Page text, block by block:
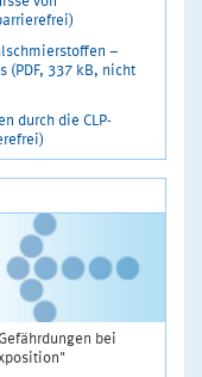
–
(PDF, 337 kB, nicht
durch die CLP-
bei